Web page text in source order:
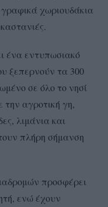
χωριουδάκια
ένα εντυπωσιακό
ξεπερνούν τα 300
σε όλο το νησί
την αγροτική γη,
λιμάνια και
πλήρη σήμανση
προσφέρει
ενώ έχουν